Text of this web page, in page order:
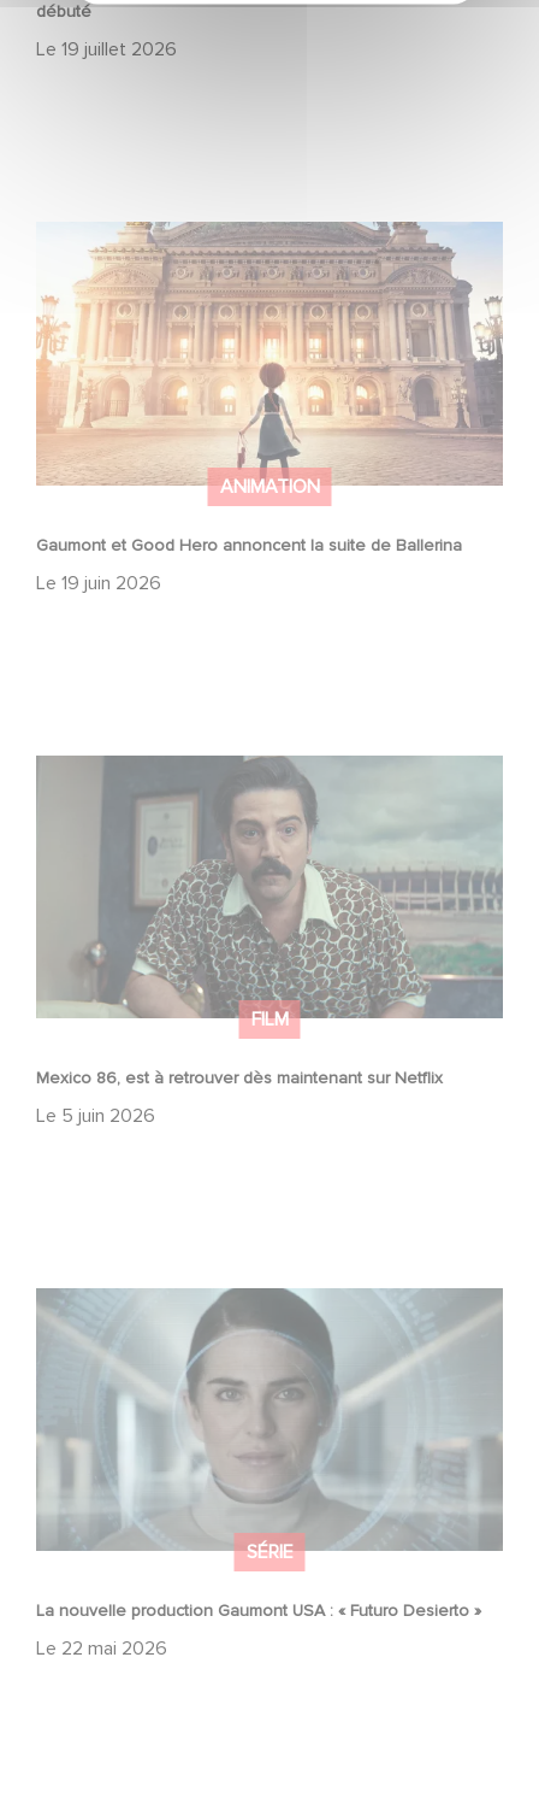
débuté
Le 19 juillet 2026
ANIMATION
Gaumont et Good Hero annoncent la suite de Ballerina
Le 19 juin 2026
Gaumont et Good Hero annoncent la suite de Ballerina
FILM
Mexico 86, est à retrouver dès maintenant sur Netflix
Le 5 juin 2026
Mexico 86, est à retrouver dès maintenant sur Netflix
SÉRIE
La nouvelle production Gaumont USA : « Futuro Desierto »
Le 22 mai 2026
La nouvelle production Gaumont USA : « Futuro Desierto